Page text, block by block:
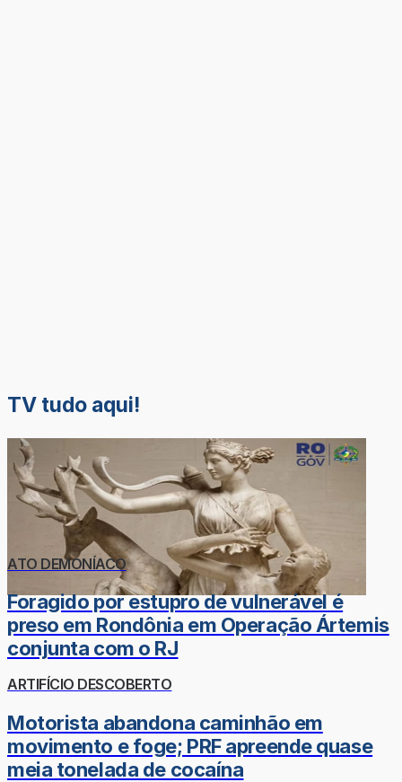
TV tudo aqui!
ATO DEMONÍACO
Foragido por estupro de vulnerável é
preso em Rondônia em Operação Ártemis
conjunta com o RJ
ARTIFÍCIO DESCOBERTO
Motorista abandona caminhão em
movimento e foge; PRF apreende quase
meia tonelada de cocaína